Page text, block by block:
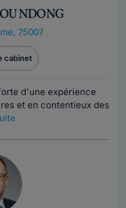
NDONG
75007
cabinet
d'une expérience
et en contentieux des